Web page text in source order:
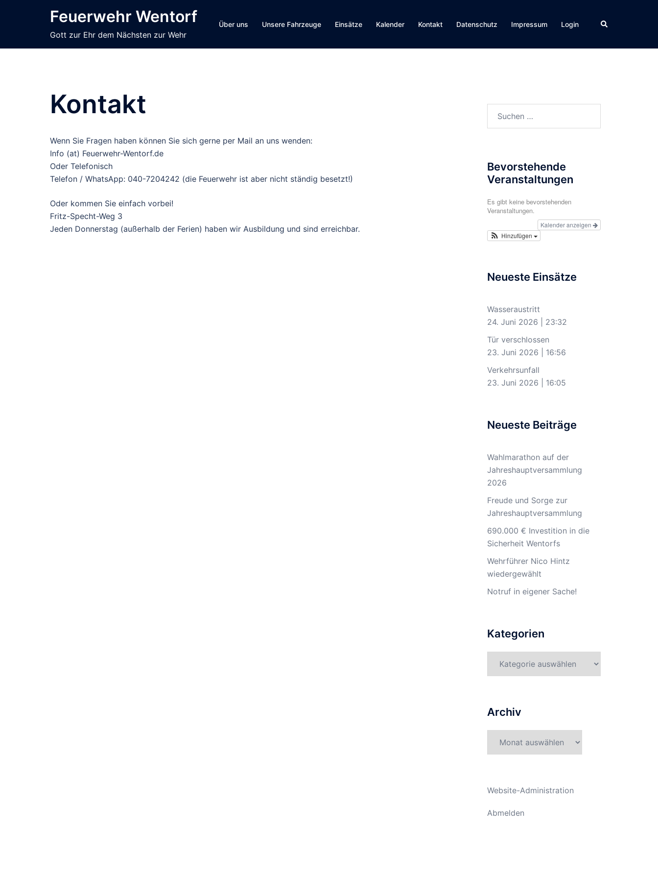
Feuerwehr Wentorf
Gott zur Ehr dem Nächsten zur Wehr
Über uns Unsere Fahrzeuge Einsätze Kalender Kontakt Datenschutz Impressum Login Suche
Kontakt
Wenn Sie Fragen haben können Sie sich gerne per Mail an uns wenden:
Info (at) Feuerwehr-Wentorf.de
Oder Telefonisch
Telefon / WhatsApp: 040-7204242 (die Feuerwehr ist aber nicht ständig besetzt!)
Oder kommen Sie einfach vorbei!
Fritz-Specht-Weg 3
Jeden Donnerstag (außerhalb der Ferien) haben wir Ausbildung und sind erreichbar.
Bevorstehende
Veranstaltungen
Es gibt keine bevorstehenden
Veranstaltungen.
Kalender anzeigen
Hinzufügen
Neueste Einsätze
Wasseraustritt
24. Juni 2026
23:32
Tür verschlossen
23. Juni 2026
16:56
Verkehrsunfall
23. Juni 2026
16:05
Neueste Beiträge
Wahlmarathon auf der
Jahreshauptversammlung
2026
Freude und Sorge zur
Jahreshauptversammlung
690.000 € Investition in die
Sicherheit Wentorfs
Wehrführer Nico Hintz
wiedergewählt
Notruf in eigener Sache!
Kategorien
Archiv
Website-Administration
Abmelden